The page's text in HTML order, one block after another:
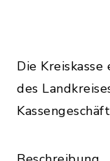
Die
des